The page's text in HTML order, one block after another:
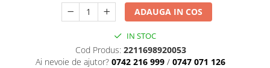
ADAUGA IN COS
IN STOC
Cod Produs: 2211698920053
Ai nevoie de ajutor? 0742 216 999 / 0747 071 126